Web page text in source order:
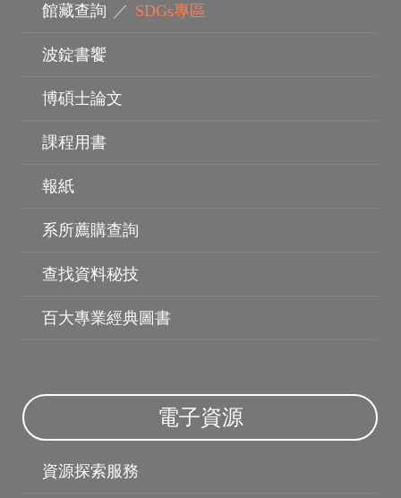
館藏查詢 ／ SDGs專區
波錠書饗
博碩士論文
課程用書
報紙
系所薦購查詢
查找資料秘技
百大專業經典圖書
電子資源
資源探索服務